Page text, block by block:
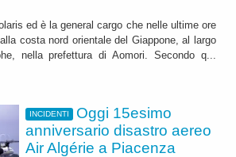
ed è la general cargo che nelle ultime ore
costa nord orientale del Giappone, al largo
nella prefettura di Aomori. Secondo q...
INCIDENTI
Oggi 15esimo
anniversario disastro aereo
Air Algérie a Piacenza